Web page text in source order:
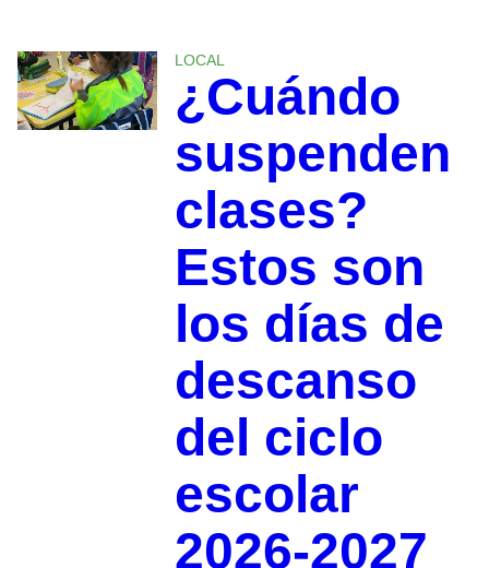
LOCAL
¿Cuándo
suspenden
clases?
Estos son
los días de
descanso
del ciclo
escolar
2026-2027